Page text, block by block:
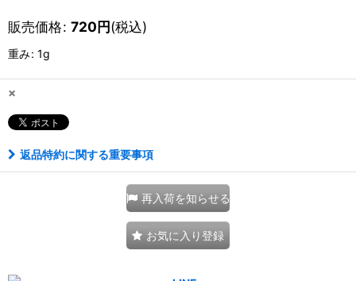
販売価格: 720円(税込)
重み: 1g
×
返品特約に関する重要事項
再入荷を知らせる
お気に入り登録